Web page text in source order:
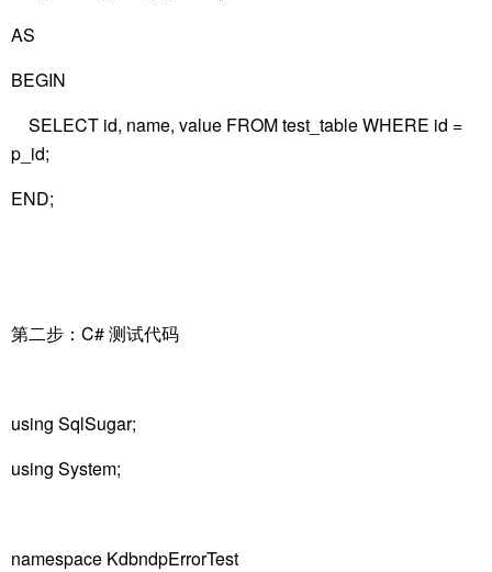
AS
BEGIN
SELECT id, name, value FROM test_table WHERE id =
p_id;
END;
第二步：C# 测试代码
using SqlSugar;
using System;
namespace KdbndpErrorTest